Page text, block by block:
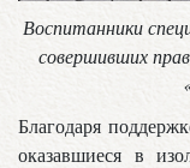
Воспитанники
совершивших
Благодаря
оказавшиеся в